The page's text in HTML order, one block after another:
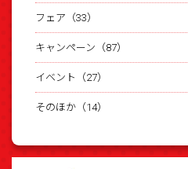
フェア（33）
キャンペーン（87）
イベント（27）
そのほか（14）